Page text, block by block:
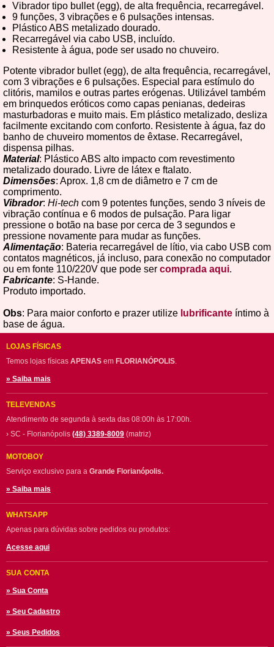
Vibrador tipo bullet (egg), de alta frequência, recarregável.
9 funções, 3 vibrações e 6 pulsações intensas.
Plástico ABS metalizado dourado.
Recarregável via cabo USB, incluído.
Resistente à água, pode ser usado no chuveiro.
Potente vibrador bullet (egg), de alta frequência, recarregável,
com 3 vibrações e 6 pulsações. Especial para estímulo do
clitóris, mamilos e outras partes erógenas. Utilizável também
em brinquedos eróticos como capas penianas, dedeiras
masturbadoras e muito mais. Em plástico metalizado, desliza
facilmente excitando com conforto. Resistente à água, faz do
banho de chuveiro momentos de êxtase. Recarregável,
dispensa pilhas.
Material: Plástico ABS alto impacto com revestimento
metalizado dourado. Livre de látex e ftalato.
Dimensões: Aprox. 1,8 cm de diâmetro e 7 cm de
comprimento.
Vibrador: Hi-tech com 9 potentes funções, sendo 3 níveis de
vibração contínua e 6 modos de pulsação. Para ligar
pressione o botão na base por cerca de 3 segundos e
pressione novamente para mudar as funções.
Alimentação: Bateria recarregável de lítio, via cabo USB com
contatos magnéticos, já incluso, para conexão no computador
ou em fonte 110/220V que pode ser comprada aqui.
Fabricante: S-Hande.
Produto importado.
Obs: Para maior conforto e prazer utilize lubrificante íntimo à
base de água.
LOJAS FÍSICAS
Temos lojas físicas APENAS em FLORIANÓPOLIS.
» Saiba mais
TELEVENDAS
Atendimento de segunda à sexta das 08:00h às 17:00h.
› SC - Florianópolis (48) 3389-8009 (matriz)
MOTOBOY
Serviço exclusivo para a Grande Florianópolis.
» Saiba mais
WHATSAPP
Apenas para dúvidas sobre pedidos ou produtos:
Acesse aqui
SUA CONTA
» Sua Conta
» Seu Cadastro
» Seus Pedidos